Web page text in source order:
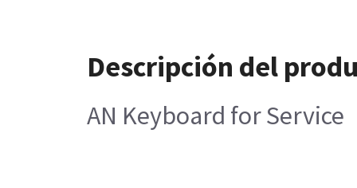
Descripción del
AN Keyboard for Service